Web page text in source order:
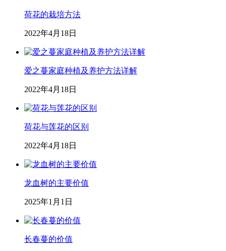
荷花的栽培方法
2022年4月18日
爱之蔓家庭种植及养护方法详解
2022年4月18日
荷花与莲花的区别
2022年4月18日
龙血树的主要价值
2025年1月1日
长春蔓的价值